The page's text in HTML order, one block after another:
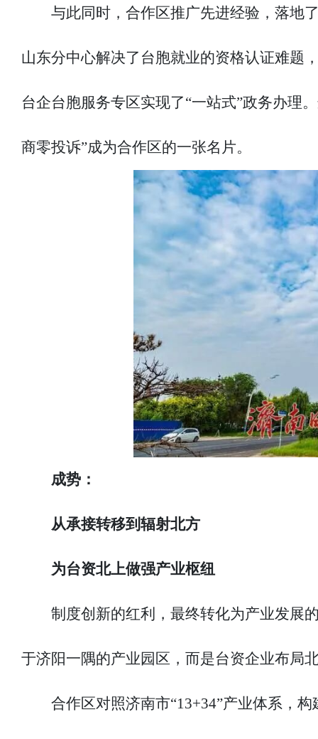
与此同时，合作区推广先进经验，落地
山东分中心解决了台胞就业的资格认证难题
台企台胞服务专区实现了“一站式”政务办理
商零投诉”成为合作区的一张名片。
成势：
从承接转移到辐射北方
为台资北上做强产业枢纽
制度创新的红利，最终转化为产业发展
于济阳一隅的产业园区，而是台资企业布局
合作区对照济南市“13+34”产业体系，